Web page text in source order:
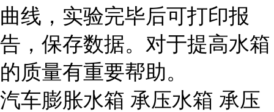
曲线，实验完毕后可打印报
告，保存数据。对于提高水箱
的质量有重要帮助。
汽车膨胀水箱 承压水箱 承压